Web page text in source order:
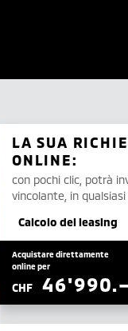
LA SUA
ONLINE:
con pochi clic, potrà
vincolante, in
Calcolo del leasing
Acquistare direttamente
online per
CHF